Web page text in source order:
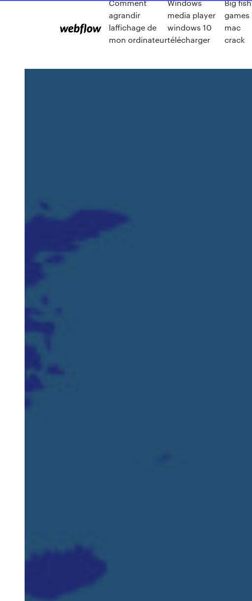
Comment
agrandir
laffichage de
mon ordinateur
Windows
media player
windows 10
télécharger
Big fish
games
mac
crack